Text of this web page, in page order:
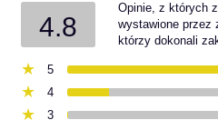
4.8
Opinie, z których
wystawione przez
którzy dokonali
5
4
3